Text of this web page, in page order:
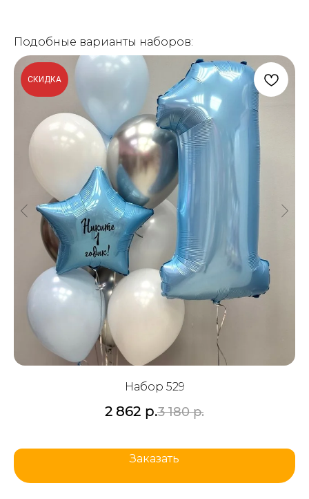
Подобные варианты наборов:
СКИДКА
Набор 529
2 862 р.3 180 р.
Заказать